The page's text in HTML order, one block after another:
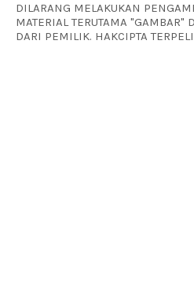
DILARANG MELAKUKAN
MATERIAL TERUTAMA "GAMBAR"
DARI PEMILIK. HAKCIPTA